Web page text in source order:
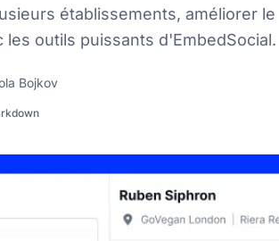
établissements, améliorer le
outils puissants d'EmbedSocial.
Bojkov